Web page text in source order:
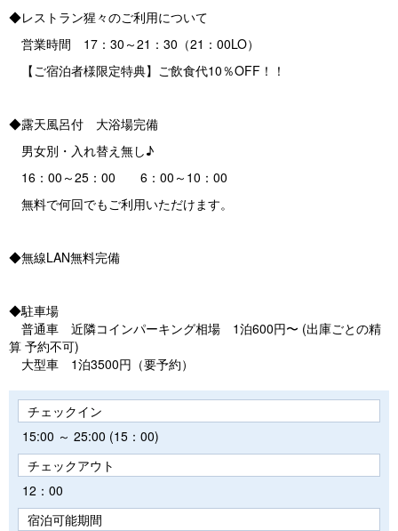
◆レストラン猩々のご利用について
営業時間 17：30～21：30（21：00LO）
【ご宿泊者様限定特典】ご飲食代10％OFF！！
◆露天風呂付 大浴場完備
男女別・入れ替え無し♪
16：00～25：00 6：00～10：00
無料で何回でもご利用いただけます。
◆無線LAN無料完備
◆駐車場
普通車 近隣コインパーキング相場 1泊600円〜 (出庫ごとの精
算 予約不可)
大型車 1泊3500円（要予約）
チェックイン
15:00 ～ 25:00 (15：00)
チェックアウト
12：00
宿泊可能期間